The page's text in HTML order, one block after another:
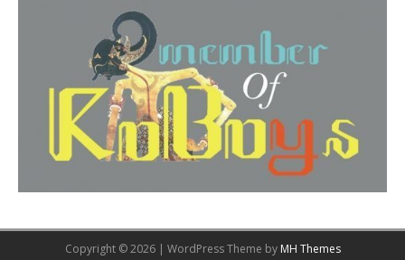
Copyright © 2026 | WordPress Theme by MH Themes